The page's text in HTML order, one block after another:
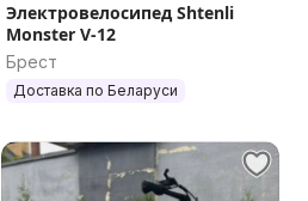
Электровелосипед Shtenli
Monster V-12
Брест
Доставка по Беларуси